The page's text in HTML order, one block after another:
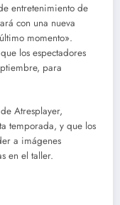
entretenimiento de
con una nueva
momento».
los espectadores
para
Atresplayer,
temporada, y que los
a imágenes
en el taller.